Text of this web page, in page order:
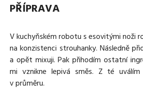
PŘÍPRAVA
V kuchyňském robotu s esovitými noži
na konzistenci strouhanky. Následně
a opět mixuji. Pak přihodím ostatní
mi vznikne lepivá směs. Z té
v průměru.